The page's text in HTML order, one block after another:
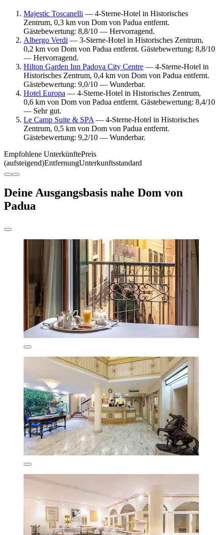
Majestic Toscanelli — 4-Sterne-Hotel in Historisches
Zentrum, 0,3 km von Dom von Padua entfernt.
Gästebewertung: 8,8/10 — Hervorragend.
Albergo Verdi — 3-Sterne-Hotel in Historisches Zentrum,
0,2 km von Dom von Padua entfernt. Gästebewertung: 8,8/10
— Hervorragend.
Hilton Garden Inn Padova City Centre — 4-Sterne-Hotel in
Historisches Zentrum, 0,4 km von Dom von Padua entfernt.
Gästebewertung: 9,0/10 — Wunderbar.
Hotel Europa — 4-Sterne-Hotel in Historisches Zentrum,
0,6 km von Dom von Padua entfernt. Gästebewertung: 8,4/10
— Sehr gut.
Le Camp Suite & SPA — 4-Sterne-Hotel in Historisches
Zentrum, 0,5 km von Dom von Padua entfernt.
Gästebewertung: 9,2/10 — Wunderbar.
Empfohlene UnterkünftePreis
(aufsteigend)EntfernungUnterkunftsstandard
Deine Ausgangsbasis nahe Dom von
Padua